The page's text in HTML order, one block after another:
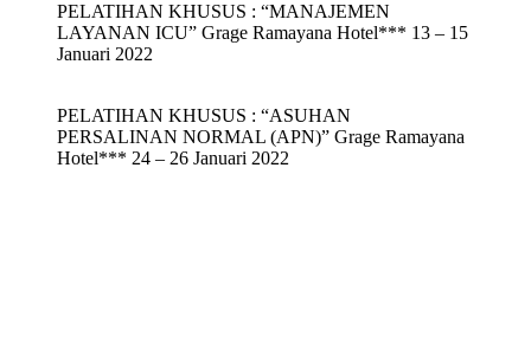
PELATIHAN KHUSUS : “MANAJEMEN
LAYANAN ICU” Grage Ramayana Hotel*** 13 – 15
Januari 2022
PELATIHAN KHUSUS : “ASUHAN
PERSALINAN NORMAL (APN)” Grage Ramayana
Hotel*** 24 – 26 Januari 2022